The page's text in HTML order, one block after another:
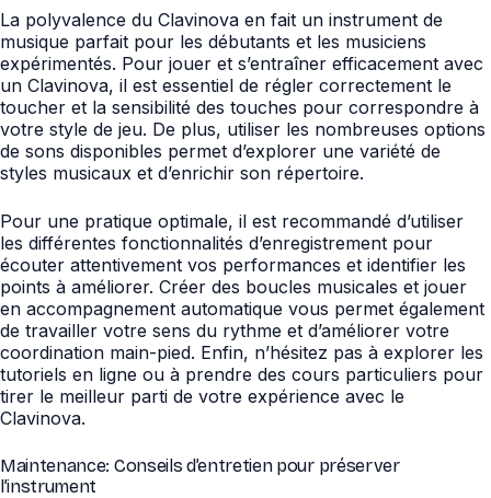
La polyvalence du Clavinova en fait un instrument de
musique parfait pour les débutants et les musiciens
expérimentés. Pour jouer et s’entraîner efficacement avec
un Clavinova, il est essentiel de régler correctement le
toucher et la sensibilité des touches pour correspondre à
votre style de jeu. De plus, utiliser les nombreuses options
de sons disponibles permet d’explorer une variété de
styles musicaux et d’enrichir son répertoire.
Pour une pratique optimale, il est recommandé d’utiliser
les différentes fonctionnalités d’enregistrement pour
écouter attentivement vos performances et identifier les
points à améliorer. Créer des boucles musicales et jouer
en accompagnement automatique vous permet également
de travailler votre sens du rythme et d’améliorer votre
coordination main-pied. Enfin, n’hésitez pas à explorer les
tutoriels en ligne ou à prendre des cours particuliers pour
tirer le meilleur parti de votre expérience avec le
Clavinova.
Maintenance: Conseils d’entretien pour préserver
l’instrument